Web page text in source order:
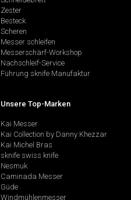
Zester
Besteck
Scheren
Messer schleifen
Messerschärf-Workshop
Nachschleif-Service
Führung sknife Manufaktur
Unsere Top-Marken
Kai Messer
Kai Collection by Danny Khezzar
Kai Michel Bras
sknife swiss knife
Nesmuk
Caminada Messer
Güde
Windmühlenmesser